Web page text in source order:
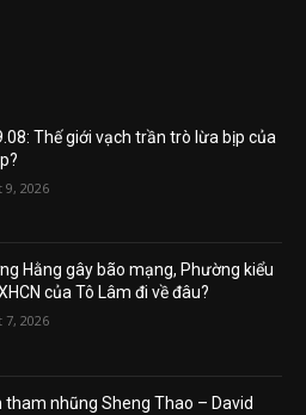
Thế giới vạch trần trò lừa bịp của
9, 2026
Hằng gây bão mạng, Phường kiểu
của Tô Lâm đi về đâu?
7, 2026
tham nhũng Sheng Thao – David